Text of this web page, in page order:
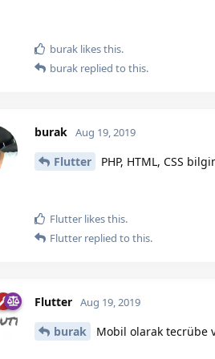
burak likes this.
burak replied to this.
burak Aug 19, 2019
Flutter PHP, HTML, CSS
Flutter likes this.
Flutter replied to this.
Flutter Aug 19, 2019
burak Mobil olarak tecrübe